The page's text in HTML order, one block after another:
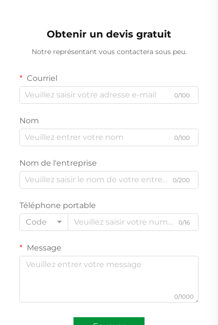
Obtenir un devis gratuit
Notre représentant vous contactera sous peu.
Courriel
0/100
Nom
0/100
Nom de l'entreprise
0/200
Téléphone portable
Code
0/16
Message
0/1000